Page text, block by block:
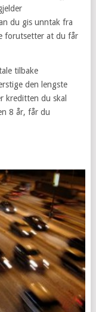
du gis unntak fra
forutsetter at du får
tilbake
den lengste
kreditten du skal
8 år, får du